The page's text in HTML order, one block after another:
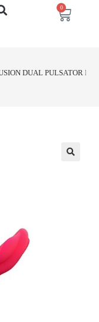
0
DUAL PULSATOR